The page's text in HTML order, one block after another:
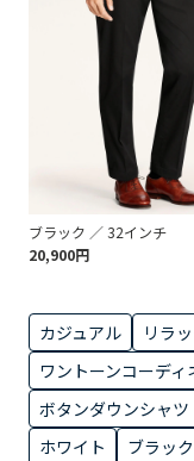
ブラック ／ 32インチ
20,900円
カジュアル リラ
ワントーンコーディ
ボタンダウンシャツ
ホワイト
ブラック